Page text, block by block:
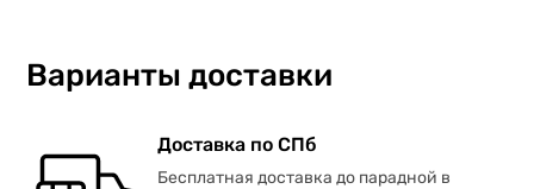
Варианты доставки
Доставка по СПб
Бесплатная доставка до парадной в